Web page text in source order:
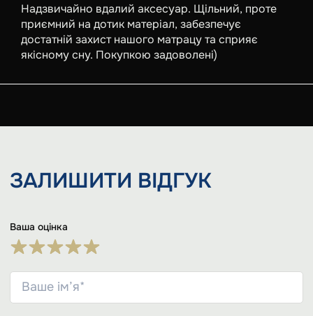
Надзвичайно вдалий аксесуар. Щільний, проте
приємний на дотик матеріал, забезпечує
достатній захист нашого матрацу та сприяє
якісному сну. Покупкою задоволені)
ЗАЛИШИТИ ВІДГУК
Ваша оцінка